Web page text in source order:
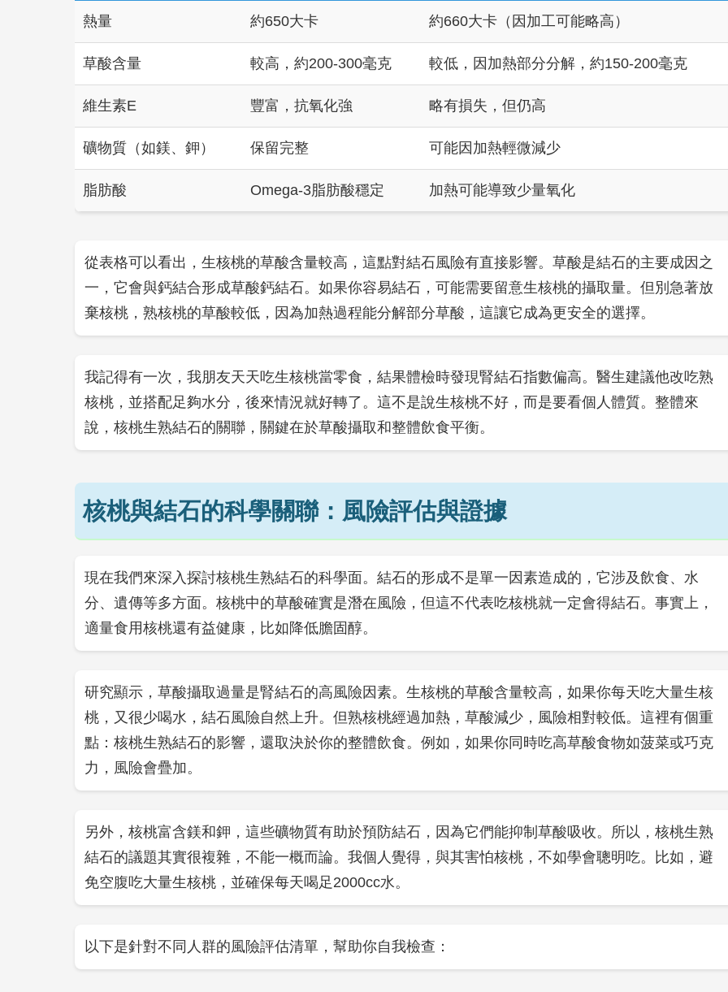
熱量 約650大卡 約660大卡（因加工可能略高）
草酸含量 較高，約200-300毫克 較低，因加熱部分分解，約150-200毫克
維生素E 豐富，抗氧化強 略有損失，但仍高
礦物質（如鎂、鉀） 保留完整 可能因加熱輕微減少
脂肪酸 Omega-3脂肪酸穩定 加熱可能導致少量氧化
從表格可以看出，生核桃的草酸含量較高，這點對結石風險有直接影響。草酸是結石的主要成因之
一，它會與鈣結合形成草酸鈣結石。如果你容易結石，可能需要留意生核桃的攝取量。但別急著放
棄核桃，熟核桃的草酸較低，因為加熱過程能分解部分草酸，這讓它成為更安全的選擇。
我記得有一次，我朋友天天吃生核桃當零食，結果體檢時發現腎結石指數偏高。醫生建議他改吃熟
核桃，並搭配足夠水分，後來情況就好轉了。這不是說生核桃不好，而是要看個人體質。整體來
說，核桃生熟結石的關聯，關鍵在於草酸攝取和整體飲食平衡。
核桃與結石的科學關聯：風險評估與證據
現在我們來深入探討核桃生熟結石的科學面。結石的形成不是單一因素造成的，它涉及飲食、水
分、遺傳等多方面。核桃中的草酸確實是潛在風險，但這不代表吃核桃就一定會得結石。事實上，
適量食用核桃還有益健康，比如降低膽固醇。
研究顯示，草酸攝取過量是腎結石的高風險因素。生核桃的草酸含量較高，如果你每天吃大量生核
桃，又很少喝水，結石風險自然上升。但熟核桃經過加熱，草酸減少，風險相對較低。這裡有個重
點：核桃生熟結石的影響，還取決於你的整體飲食。例如，如果你同時吃高草酸食物如菠菜或巧克
力，風險會疊加。
另外，核桃富含鎂和鉀，這些礦物質有助於預防結石，因為它們能抑制草酸吸收。所以，核桃生熟
結石的議題其實很複雜，不能一概而論。我個人覺得，與其害怕核桃，不如學會聰明吃。比如，避
免空腹吃大量生核桃，並確保每天喝足2000cc水。
以下是針對不同人群的風險評估清單，幫助你自我檢查：